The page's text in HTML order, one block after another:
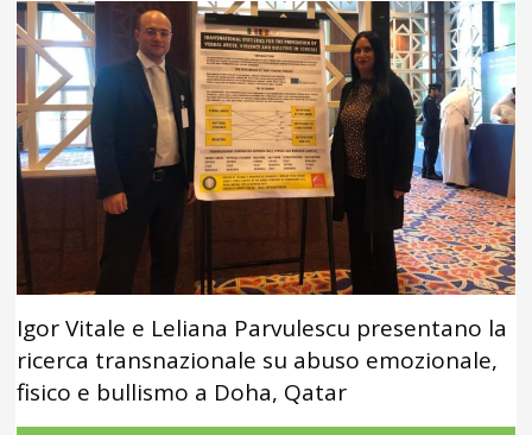
Igor Vitale e Leliana Parvulescu presentano la
ricerca transnazionale su abuso emozionale,
fisico e bullismo a Doha, Qatar